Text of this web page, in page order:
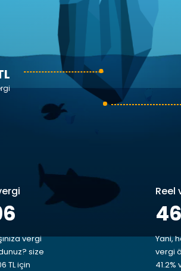
vergi
size
TL için
Reel
Yani,
vergi